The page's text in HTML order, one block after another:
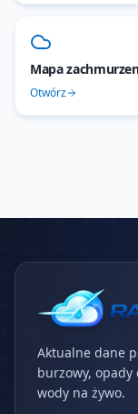
Mapa
Otwórz
Aktualne dane
burzowy,
wody na żywo.